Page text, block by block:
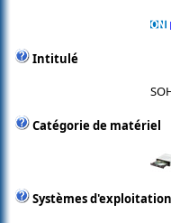
Intitulé
Catégorie de matériel
Systèmes d'exploitation